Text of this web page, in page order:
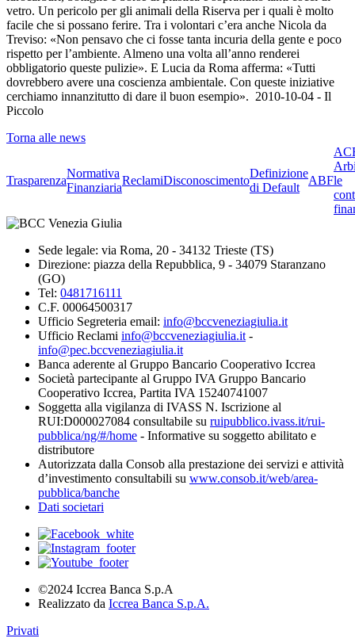
vetro. Un pericolo per gli animali della Riserva per i quali è molto
facile che si possano ferire. Tra i volontari c’era anche Nicola da
Treviso: «Non pensavo che ci fosse tanta incuria della gente e poco
rispetto per l’ambiente. Almeno una volta all’anno renderei
obbligatorio queste pulizie». E Lucia da Roma afferma: «Tutti
dovrebbero avere una coscienza ambientale. Con queste iniziative
cerchiamo innanzitutto di dare il buon esempio». 2010-10-04 - Il
Piccolo
Torna alle news
Trasparenza
Normativa
Finanziaria
ReclamiDisconoscimento
Definizione
di Default
ABFle
Sede legale: via Roma, 20 - 34132 Trieste (TS)
Direzione: piazza della Repubblica, 9 - 34079 Staranzano
(GO)
Tel: 0481716111
C.F. 00064500317
Ufficio Segreteria email: info@bccveneziagiulia.it
Ufficio Reclami info@bccveneziagiulia.it -
info@pec.bccveneziagiulia.it
Banca aderente al Gruppo Bancario Cooperativo Iccrea
Società partecipante al Gruppo IVA Gruppo Bancario
Cooperativo Iccrea, Partita IVA 15240741007
Soggetta alla vigilanza di IVASS N. Iscrizione al
RUI:D000027084 consultabile su ruipubblico.ivass.it/rui-
pubblica/ng/#/home - Informative su soggetto abilitato e
distributore
Autorizzata dalla Consob alla prestazione dei servizi e attività
d’investimento consultabili su www.consob.it/web/area-
pubblica/banche
Dati societari
©2024 Iccrea Banca S.p.A
Realizzato da Iccrea Banca S.p.A.
Privati